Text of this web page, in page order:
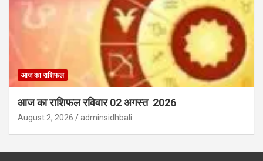
आज का राशिफल
आज का राशिफल रविवार 02 अगस्त 2026
August 2, 2026 adminsidhbali